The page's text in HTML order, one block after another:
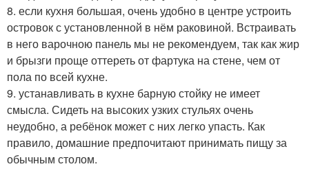
8. если кухня большая, очень удобно в центре устроить
островок с установленной в нём раковиной. Встраивать
в него варочною панель мы не рекомендуем, так как жир
и брызги проще оттереть от фартука на стене, чем от
пола по всей кухне.
9. устанавливать в кухне барную стойку не имеет
смысла. Сидеть на высоких узких стульях очень
неудобно, а ребёнок может с них легко упасть. Как
правило, домашние предпочитают принимать пищу за
обычным столом.